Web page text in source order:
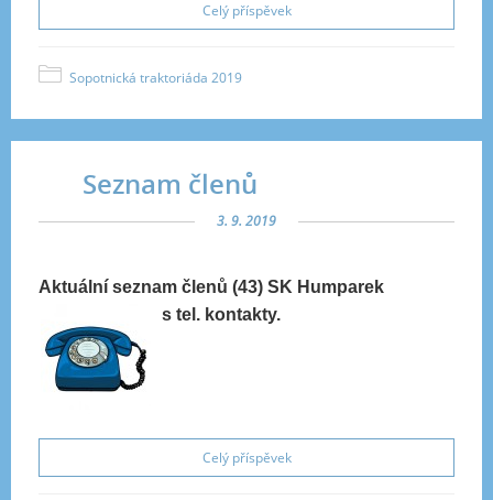
Celý příspěvek
Sopotnická traktoriáda 2019
Seznam členů
3. 9. 2019
Aktuální seznam členů (43) SK Humparek
s tel. kontakty.
Celý příspěvek